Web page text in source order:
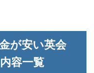
が安い英会
容一覧